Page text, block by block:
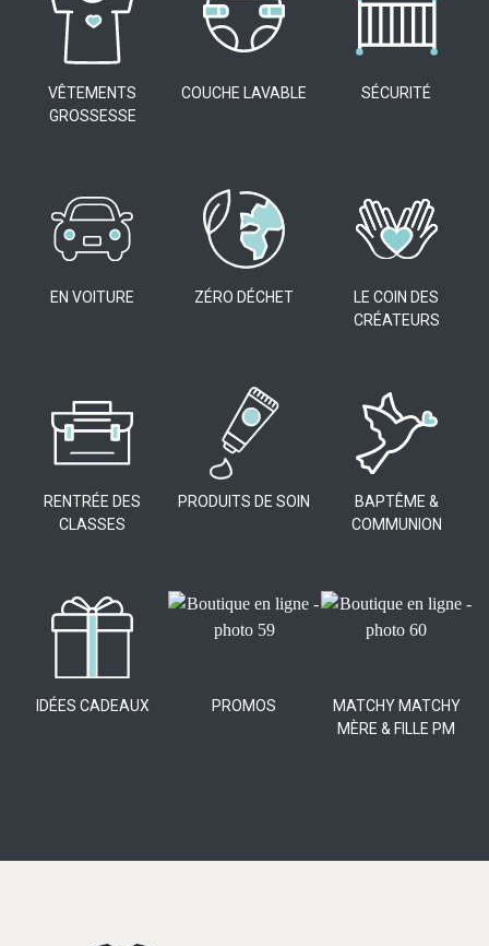
VÊTEMENTS
GROSSESSE
COUCHE LAVABLE SÉCURITÉ
EN VOITURE ZÉRO DÉCHET
LE COIN DES
CRÉATEURS
RENTRÉE DES
CLASSES
PRODUITS DE SOIN
BAPTÊME &
COMMUNION
IDÉES CADEAUX PROMOS
MATCHY MATCHY
MÈRE & FILLE PM